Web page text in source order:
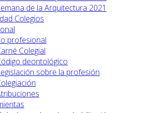
de la Arquitectura 2021
Colegios
profesional
Colegial
deontológico
sobre la profesión